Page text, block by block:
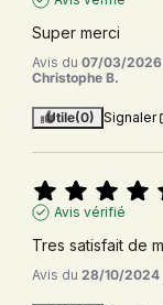
Super merci
Avis du07/03/2026
Christophe B.
Utile(0) Signaler
Avis vérifié
Tres satisfait de
Avis du28/10/2024